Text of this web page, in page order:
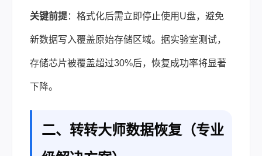
关键前提：格式化后需立即停止使用U盘，避免
新数据写入覆盖原始存储区域。据实验室测试，
存储芯片被覆盖超过30%后，恢复成功率将显著
下降。
二、转转大师数据恢复（专业